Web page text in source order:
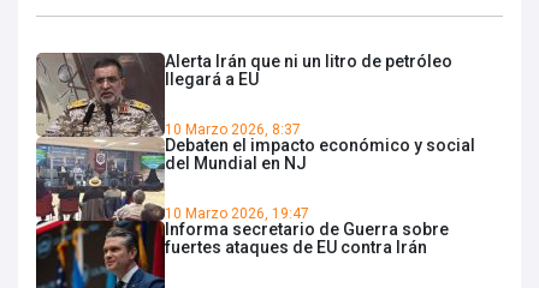
Alerta Irán que ni un litro de petróleo
llegará a EU
10 Marzo 2026, 8:37
Debaten el impacto económico y social
del Mundial en NJ
10 Marzo 2026, 19:47
Informa secretario de Guerra sobre
fuertes ataques de EU contra Irán